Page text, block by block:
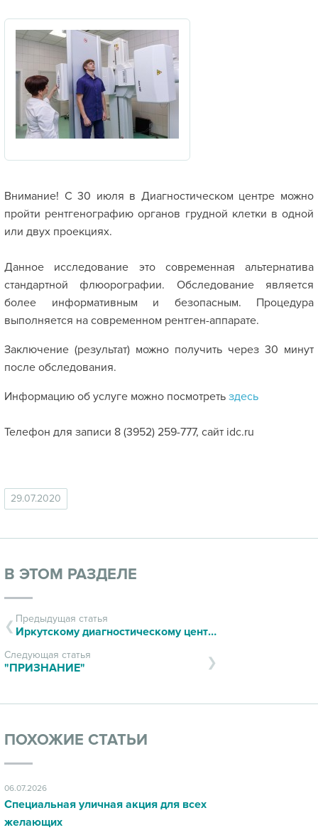
Внимание! С 30 июля в Диагностическом центре можно
пройти рентгенографию органов грудной клетки в одной
или двух проекциях.
Данное исследование это современная альтернатива
стандартной флюорографии. Обследование является
более информативным и безопасным. Процедура
выполняется на современном рентген-аппарате.
Заключение (результат) можно получить через 30 минут
после обследования.
Информацию об услуге можно посмотреть здесь
Телефон для записи 8 (3952) 259-777, сайт idc.ru
29.07.2020
В ЭТОМ РАЗДЕЛЕ
Предыдущая статья
Иркутскому диагностическому центру исполнился 21 год!
Следующая статья
"ПРИЗНАНИЕ"
ПОХОЖИЕ СТАТЬИ
06.07.2026
Специальная уличная акция для всех
желающих